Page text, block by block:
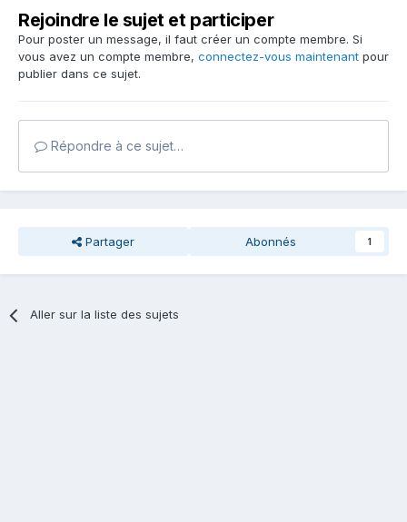
Rejoindre le sujet et participer
Pour poster un message, il faut créer un compte membre. Si
vous avez un compte membre, connectez-vous maintenant pour
publier dans ce sujet.
Répondre à ce sujet…
Partager Abonnés 1
Aller sur la liste des sujets